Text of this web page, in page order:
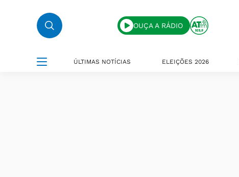
OUÇA A RÁDIO
ÚLTIMAS NOTÍCIAS ELEIÇÕES 2026